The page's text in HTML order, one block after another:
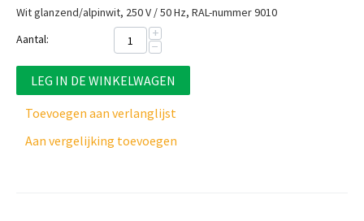
Wit glanzend/alpinwit, 250 V / 50 Hz, RAL-nummer 9010
Aantal:
+
−
LEG IN DE WINKELWAGEN
Toevoegen aan verlanglijst
Aan vergelijking toevoegen